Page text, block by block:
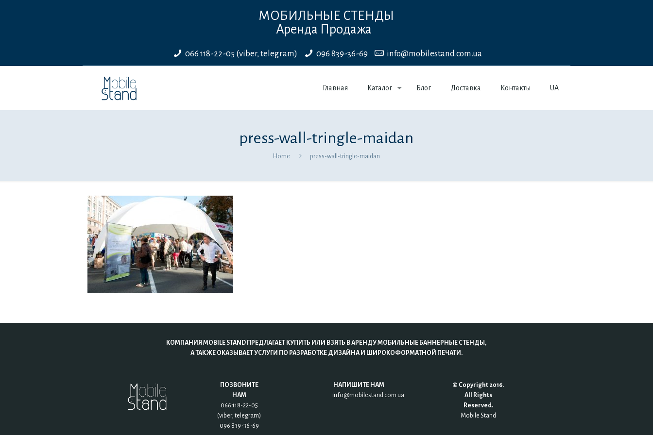
МОБИЛЬНЫЕ СТЕНДЫ
Аренда Продажа
066 118-22-05 (viber, telegram) 096 839-36-69 info@mobilestand.com.ua
Главная Каталог Блог Доставка Контакты UA
press-wall-tringle-maidan
Home press-wall-tringle-maidan
КОМПАНИЯ MOBILE STAND ПРЕДЛАГАЕТ КУПИТЬ ИЛИ ВЗЯТЬ В АРЕНДУ МОБИЛЬНЫЕ БАННЕРНЫЕ СТЕНДЫ,
А ТАКЖЕ ОКАЗЫВАЕТ УСЛУГИ ПО РАЗРАБОТКЕ ДИЗАЙНА И ШИРОКОФОРМАТНОЙ ПЕЧАТИ.
ПОЗВОНИТЕ
НАМ
066 118-22-05
(viber, telegram)
096 839-36-69
НАПИШИТЕ НАМ
info@mobilestand.com.ua
© Copyright 2016.
All Rights
Reserved.
Mobile Stand